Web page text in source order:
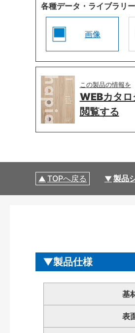
各種データ・ライブラリー
画像
この製品の情報を
WEBカタロ
閲覧する
TOPへ戻る 製品
製品仕様
基
表